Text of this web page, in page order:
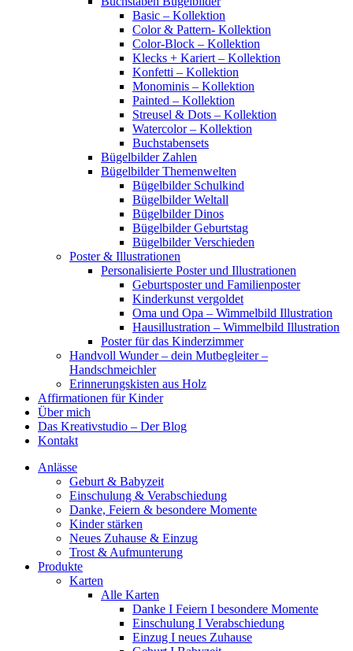
Basic – Kollektion
Color & Pattern- Kollektion
Color-Block – Kollektion
Klecks + Kariert – Kollektion
Konfetti – Kollektion
Monominis – Kollektion
Painted – Kollektion
Streusel & Dots – Kollektion
Watercolor – Kollektion
Buchstabensets
Bügelbilder Zahlen
Bügelbilder Themenwelten
Bügelbilder Schulkind
Bügelbilder Weltall
Bügelbilder Dinos
Bügelbilder Geburtstag
Bügelbilder Verschieden
Poster & Illustrationen
Personalisierte Poster und Illustrationen
Geburtsposter und Familienposter
Kinderkunst vergoldet
Oma und Opa – Wimmelbild Illustration
Hausillustration – Wimmelbild Illustration
Poster für das Kinderzimmer
Handvoll Wunder – dein Mutbegleiter –
Handschmeichler
Erinnerungskisten aus Holz
Affirmationen für Kinder
Über mich
Das Kreativstudio – Der Blog
Kontakt
Anlässe
Geburt & Babyzeit
Einschulung & Verabschiedung
Danke, Feiern & besondere Momente
Kinder stärken
Neues Zuhause & Einzug
Trost & Aufmunterung
Produkte
Karten
Alle Karten
Danke I Feiern I besondere Momente
Einschulung I Verabschiedung
Einzug I neues Zuhause